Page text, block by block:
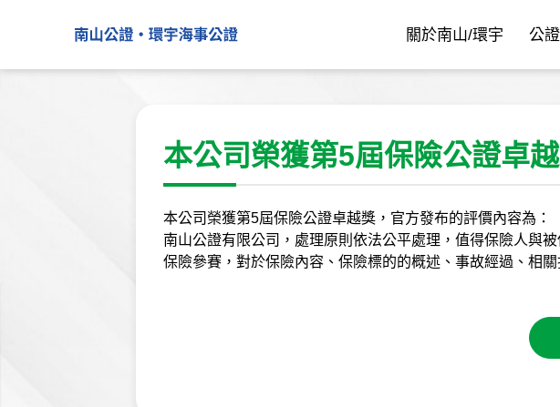
關於南山/環宇 公
本公司榮獲第5屆保險公證卓
本公司榮獲第5屆保險公證卓越獎，官方發布的評價內容為：
南山公證有限公司，處理原則依法公平處理，值得保險人與
保險參賽，對於保險內容、保險標的的概述、事故經過、相